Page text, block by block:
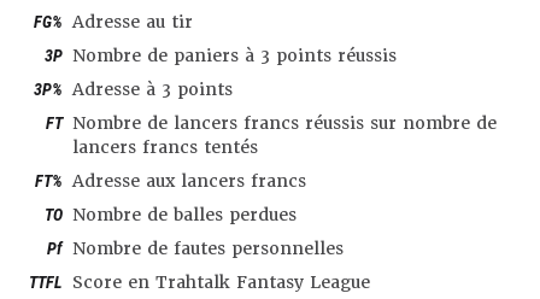
FG% Adresse au tir
3P Nombre de paniers à 3 points réussis
3P% Adresse à 3 points
FT Nombre de lancers francs réussis sur nombre de
lancers francs tentés
FT% Adresse aux lancers francs
TO Nombre de balles perdues
Pf Nombre de fautes personnelles
TTFL Score en Trahtalk Fantasy League